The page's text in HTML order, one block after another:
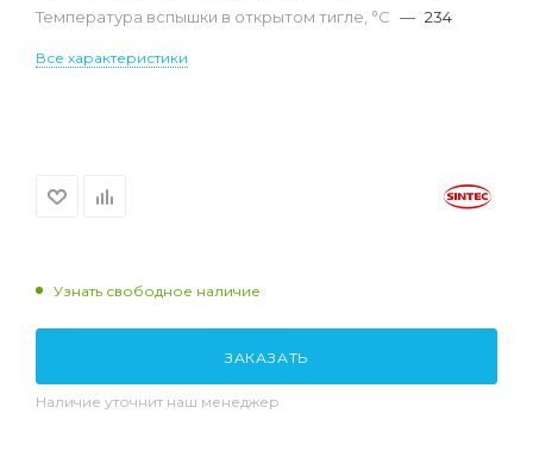
Температура вспышки в открытом тигле, °С — 234
Все характеристики
Узнать свободное наличие
ЗАКАЗАТЬ
Наличие уточнит наш менеджер